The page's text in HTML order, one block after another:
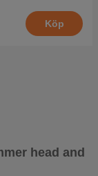
Köp
head and